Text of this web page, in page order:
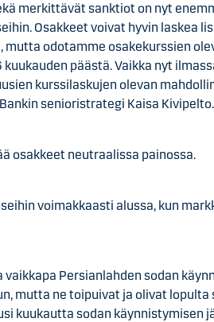
merkittävät sanktiot on nyt
Osakkeet voivat hyvin laskea
mutta odotamme osakekurssien
päästä. Vaikka nyt
kurssilaskujen olevan
senioristrategi Kaisa Kivipelto.
osakkeet neutraalissa painossa.
voimakkaasti alussa, kun
vaikkapa Persianlahden sodan
mutta ne toipuivat ja olivat lopulta
kuukautta sodan käynnistymisen